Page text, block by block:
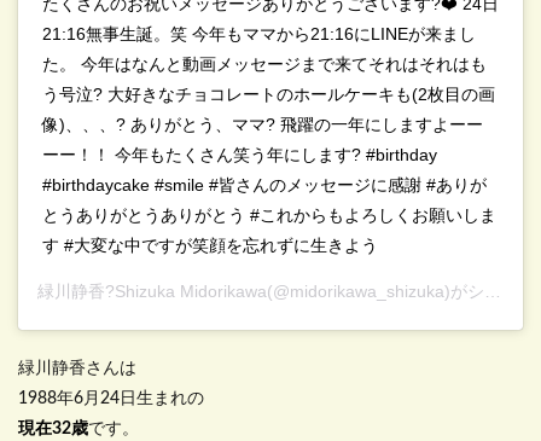
21:16無事生誕。笑 今年もママから21:16にLINEが来まし
た。 今年はなんと動画メッセージまで来てそれはそれはも
う号泣? 大好きなチョコレートのホールケーキも(2枚目の画
像)、、、? ありがとう、ママ? 飛躍の一年にしますよーー
ーー！！ 今年もたくさん笑う年にします? #birthday
#birthdaycake #smile #皆さんのメッセージに感謝 #ありが
とうありがとうありがとう #これからもよろしくお願いしま
す #大変な中ですが笑顔を忘れずに生きよう
緑川静香?Shizuka Midorikawa(@midorikawa_shizuka)がシェアした投稿 –
緑川静香さんは
1988年6月24日生まれの
現在32歳です。